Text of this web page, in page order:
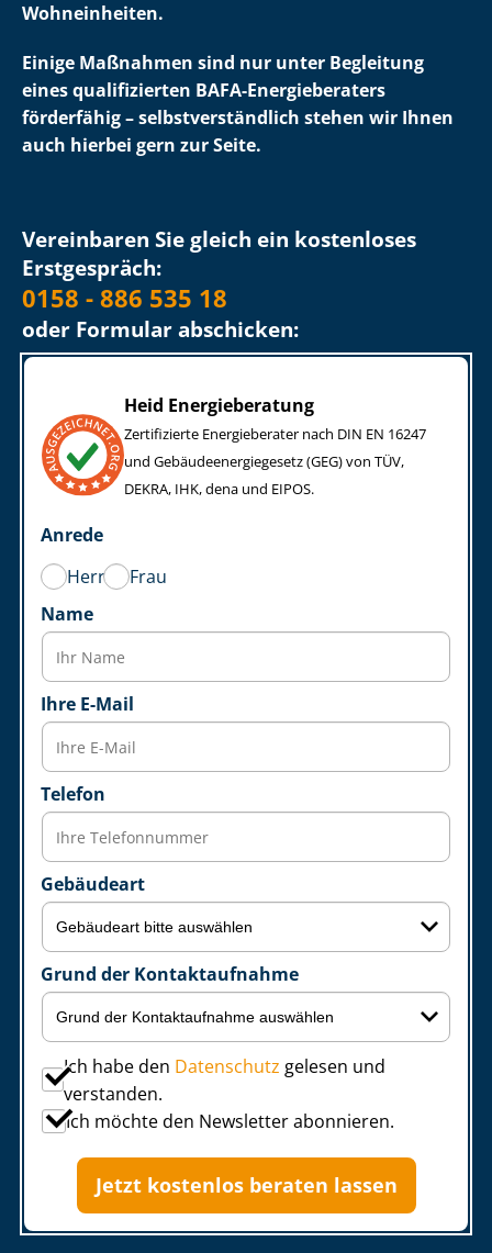
Wohneinheiten.
Einige Maßnahmen sind nur unter Begleitung
eines qualifizierten BAFA-Energieberaters
förderfähig – selbst­ver­ständ­lich stehen wir Ihnen
auch hierbei gern zur Seite.
Vereinbaren Sie gleich ein kostenloses
Erstgespräch:
0158 - 886 535 18
oder Formular abschicken:
Heid Energieberatung
Zertifizierte Energieberater nach DIN EN 16247
und Ge­bäu­de­en­er­gie­ge­setz (GEG) von TÜV,
DEKRA, IHK, dena und EIPOS.
Anrede
Herr
Frau
Name
Ihre E-Mail
Telefon
Gebäudeart
Grund der Kontaktaufnahme
Ich habe den Datenschutz gelesen und
verstanden.
Ich möchte den Newsletter abonnieren.
Jetzt kostenlos beraten lassen